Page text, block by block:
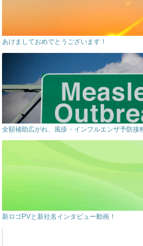
あけましておめでとうございます！
全額補助広がれ、風疹・インフルエンザ予防接
新ロゴPVと新社名インタビュー動画！